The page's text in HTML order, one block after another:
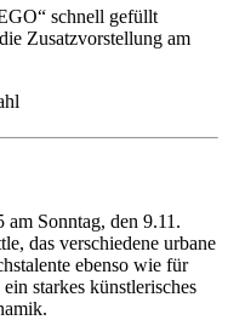
schnell gefüllt
Zusatzvorstellung am
Sonntag, den 9.11.
das verschiedene urbane
ebenso wie für
starkes künstlerisches